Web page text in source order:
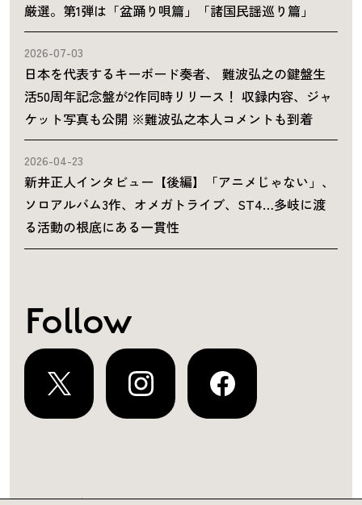
厳選。第1弾は「盆踊り唄篇」「諸国民謡巡り篇」
2026-07-03
日本を代表するキーボード奏者、 難波弘之の鍵盤生
活50周年記念盤が2作同時リリース！ 収録内容、ジャ
ケット写真も公開 ※難波弘之本人コメントも到着
2026-04-23
新井正人インタビュー【後編】「アニメじゃない」、
ソロアルバム3作、オメガトライブ、ST4…多岐に渡
る活動の根底にある一貫性
Follow